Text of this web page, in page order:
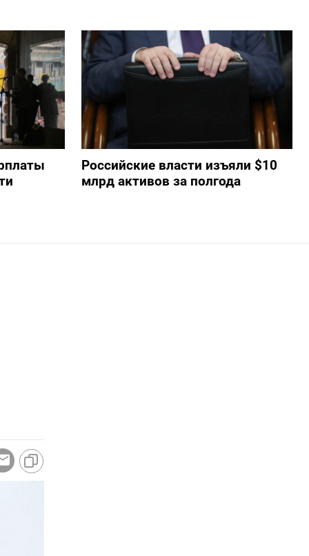
Российские власти изъяли $10
млрд активов за полгода